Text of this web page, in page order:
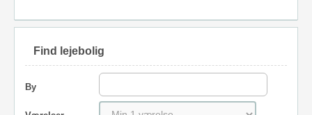
Find lejebolig
By